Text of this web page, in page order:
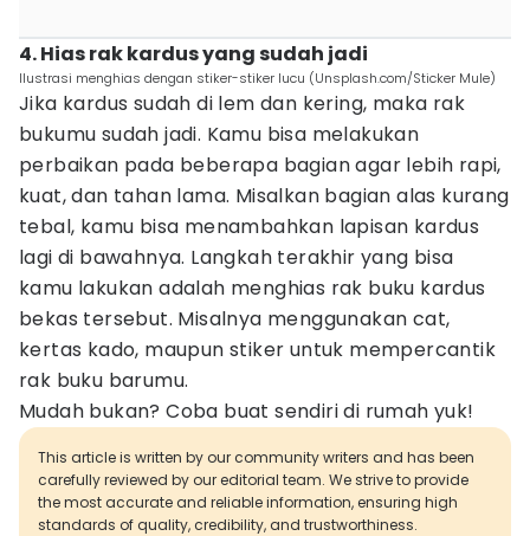
4. Hias rak kardus yang sudah jadi
Ilustrasi menghias dengan stiker-stiker lucu (Unsplash.com/Sticker Mule)
Jika kardus sudah di lem dan kering, maka rak
bukumu sudah jadi. Kamu bisa melakukan
perbaikan pada beberapa bagian agar lebih rapi,
kuat, dan tahan lama. Misalkan bagian alas kurang
tebal, kamu bisa menambahkan lapisan kardus
lagi di bawahnya. Langkah terakhir yang bisa
kamu lakukan adalah menghias rak buku kardus
bekas tersebut. Misalnya menggunakan cat,
kertas kado, maupun stiker untuk mempercantik
rak buku barumu.
Mudah bukan? Coba buat sendiri di rumah yuk!
This article is written by our community writers and has been
carefully reviewed by our editorial team. We strive to provide
the most accurate and reliable information, ensuring high
standards of quality, credibility, and trustworthiness.